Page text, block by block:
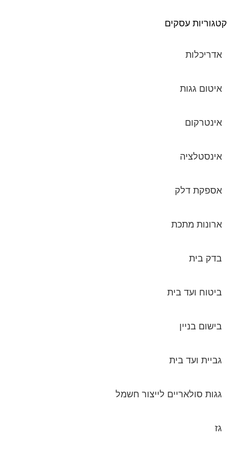
עסקים
אדריכלות
איטום גגות
אינטרקום
אינסטלציה
אספקת דלק
ארונות מתכת
בדק בית
ביטוח ועד בית
בישום בניין
גביית ועד בית
גגות סולאריים לייצור חשמל
גז